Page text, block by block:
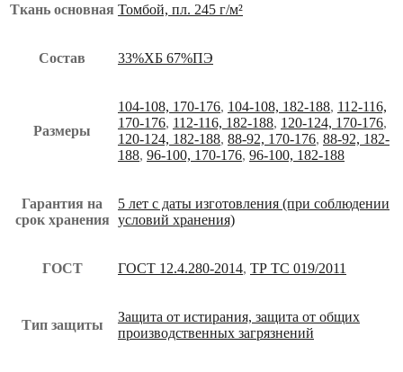
Ткань основная Томбой, пл. 245 г/м²
Состав 33%ХБ 67%ПЭ
Размеры
104-108, 170-176, 104-108, 182-188, 112-116,
170-176, 112-116, 182-188, 120-124, 170-176,
120-124, 182-188, 88-92, 170-176, 88-92, 182-
188, 96-100, 170-176, 96-100, 182-188
Гарантия на
срок хранения
5 лет с даты изготовления (при соблюдении
условий хранения)
ГОСТ ГОСТ 12.4.280-2014, ТР ТС 019/2011
Тип защиты
Защита от истирания, защита от общих
производственных загрязнений